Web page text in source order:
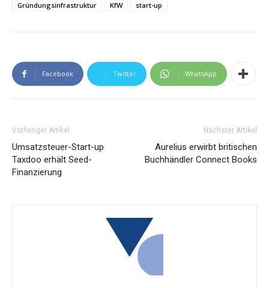
Gründungsinfrastruktur
KfW start-up
Facebook Twitter WhatsApp
Vorheriger Artikel
Umsatzsteuer-Start-up
Taxdoo erhält Seed-
Finanzierung
Nächster Artikel
Aurelius erwirbt britischen
Buchhändler Connect Books